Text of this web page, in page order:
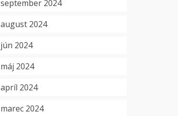
september 2024
august 2024
jún 2024
máj 2024
apríl 2024
marec 2024